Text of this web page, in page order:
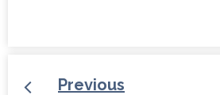
Previous